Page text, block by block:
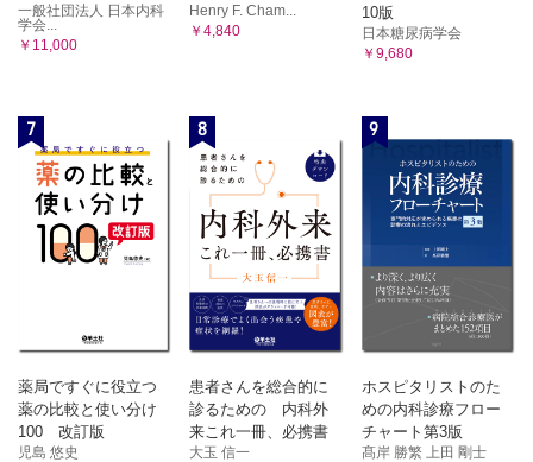
3 肩関節外旋筋力（棘下筋：インナーマッスル）
4 肩関節内旋筋力増強運動（肩甲下筋：インナーマッス
1 脊椎，姿勢の計測
2 胸椎後弯を有する症例のROM検査
3 胸椎後弯の運動療法
4 腰痛の運動療法（ワンポイント）
8章 歩行観察
8-1．バイオメカニクスの基本
8-3．歩行観察のポイント
1 歩行観察のポイント
3 股関節疾患の観察のポイント
4 足関節疾患の観察のポイント
9章 情報の集め方と症例への応用方法
一般社団法人 日本内科
学会...
￥11,000
Henry F. Cham...
￥4,840
10版
日本糖尿病学会
￥9,680
7
薬局ですぐに役立つ
薬の比較と使い分け
100 改訂版
児島 悠史
8
患者さんを総合的に
診るための 内科外
来これ一冊、必携書
大玉 信一
9
ホスピタリストのた
めの内科診療フロー
チャート第3版
髙岸 勝繁 上田 剛士